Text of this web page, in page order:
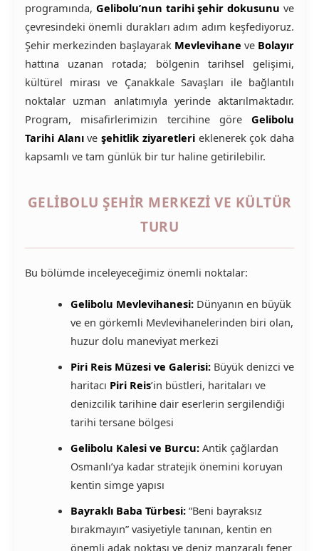
programında, Gelibolu’nun tarihi şehir dokusunu ve
çevresindeki önemli durakları adım adım keşfediyoruz.
Şehir merkezinden başlayarak Mevlevihane ve Bolayır
hattına uzanan rotada; bölgenin tarihsel gelişimi,
kültürel mirası ve Çanakkale Savaşları ile bağlantılı
noktalar uzman anlatımıyla yerinde aktarılmaktadır.
Program, misafirlerimizin tercihine göre Gelibolu
Tarihi Alanıveşehitlik ziyaretlerieklenerek çok daha
kapsamlı ve tam günlük bir tur haline getirilebilir.
GELIBOLU ŞEHIR MERKEZI VE KÜLTÜR
TURU
Bu bölümde inceleyeceğimiz önemli noktalar:
Gelibolu Mevlevihanesi:Dünyanın en büyük
ve en görkemli Mevlevihanelerinden biri olan,
huzur dolu maneviyat merkezi
Piri Reis Müzesi ve Galerisi:Büyük denizci ve
haritacı Piri Reis’in büstleri, haritaları ve
denizcilik tarihine dair eserlerin sergilendiği
tarihi tersane bölgesi
Gelibolu Kalesi ve Burcu:Antik çağlardan
Osmanlı’ya kadar stratejik önemini koruyan
kentin simge yapısı
Bayraklı Baba Türbesi:“Beni bayraksız
bırakmayın” vasiyetiyle tanınan, kentin en
önemli adak noktası ve deniz manzaralı fener